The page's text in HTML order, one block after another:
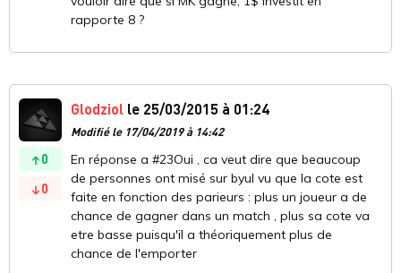
rapporte 8 ?
0
0
Glodziol le 25/03/2015 à 01:24
Modifié le 17/04/2019 à 14:42
En réponse a #23Oui , ca veut dire que beaucoup
de personnes ont misé sur byul vu que la cote est
faite en fonction des parieurs : plus un joueur a de
chance de gagner dans un match , plus sa cote va
etre basse puisqu'il a théoriquement plus de
chance de l'emporter